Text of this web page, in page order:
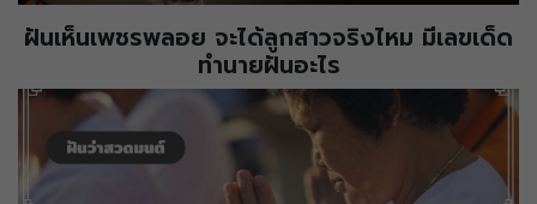
ฝันเห็นเพชรพลอย จะได้ลูกสาวจริงไหม มีเลขเด็ด
ทำนายฝันอะไร